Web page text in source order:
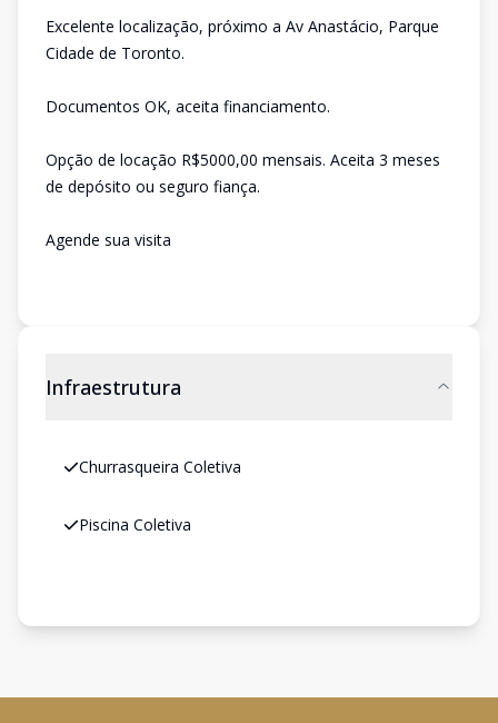
Excelente localização, próximo a Av Anastácio, Parque
Cidade de Toronto.
Documentos OK, aceita financiamento.
Opção de locação R$5000,00 mensais. Aceita 3 meses
de depósito ou seguro fiança.
Agende sua visita
Infraestrutura
Churrasqueira Coletiva
Piscina Coletiva